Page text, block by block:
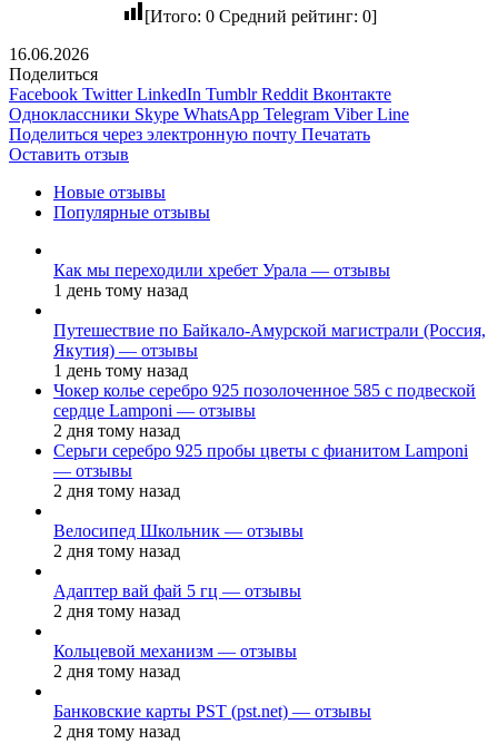
[Итого: 0Средний рейтинг: 0]
16.06.2026
Поделиться
Facebook Twitter LinkedIn Tumblr Reddit Вконтакте
Одноклассники Skype WhatsApp Telegram Viber Line
Поделиться через электронную почту Печатать
Оставить отзыв
Новые отзывы
Популярные отзывы
Как мы переходили хребет Урала — отзывы
1 день тому назад
Путешествие по Байкало-Амурской магистрали (Россия,
Якутия) — отзывы
1 день тому назад
Чокер колье серебро 925 позолоченное 585 с подвеской
сердце Lamponi — отзывы
2 дня тому назад
Серьги серебро 925 пробы цветы с фианитом Lamponi
— отзывы
2 дня тому назад
Велосипед Школьник — отзывы
2 дня тому назад
Адаптер вай фай 5 гц — отзывы
2 дня тому назад
Кольцевой механизм — отзывы
2 дня тому назад
Банковские карты PST (pst.net) — отзывы
2 дня тому назад